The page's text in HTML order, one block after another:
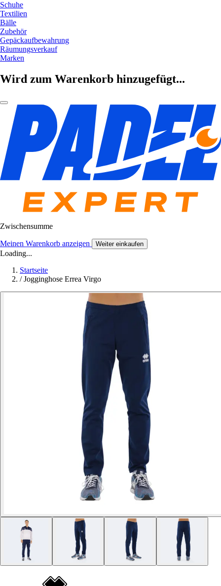
Schuhe
Textilien
Bälle
Zubehör
Gepäckaufbewahrung
Räumungsverkauf
Marken
Wird zum Warenkorb hinzugefügt...
Zwischensumme
Meinen Warenkorb anzeigen Weiter einkaufen
Loading...
Startseite
/ Jogginghose Errea Virgo